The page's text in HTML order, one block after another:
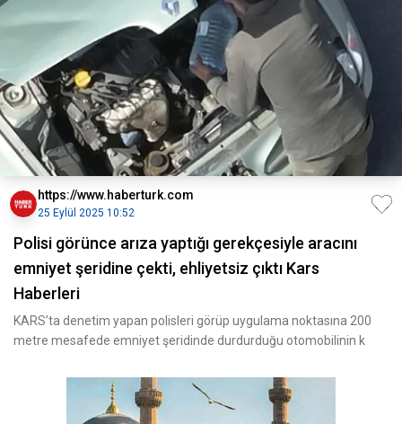
https://www.haberturk.com
25 Eylül 2025 10:52
Polisi görünce arıza yaptığı gerekçesiyle aracını
emniyet şeridine çekti, ehliyetsiz çıktı Kars
Haberleri
KARS’ta denetim yapan polisleri görüp uygulama noktasına 200
metre mesafede emniyet şeridinde durdurduğu otomobilinin k